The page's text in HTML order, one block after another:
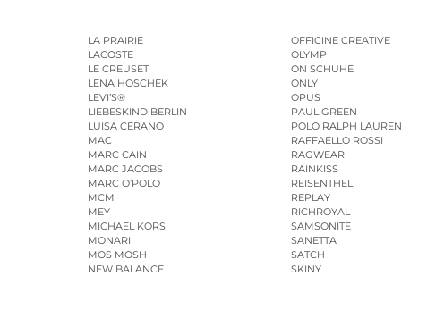
LA PRAIRIE
LACOSTE
LE CREUSET
LENA HOSCHEK
LEVI’S®
LIEBESKIND BERLIN
LUISA CERANO
MAC
MARC CAIN
MARC JACOBS
MARC O’POLO
MCM
MEY
MICHAEL KORS
MONARI
MOS MOSH
NEW BALANCE
OFFICINE CREATIVE
OLYMP
ON SCHUHE
ONLY
OPUS
PAUL GREEN
POLO RALPH LAUREN
RAFFAELLO ROSSI
RAGWEAR
RAINKISS
REISENTHEL
REPLAY
RICHROYAL
SAMSONITE
SANETTA
SATCH
SKINY